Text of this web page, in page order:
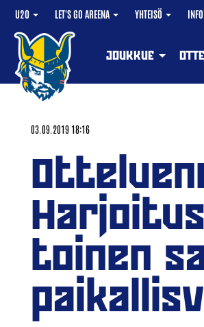
U20 LET'S GO AREENA YHTEISÖ INFO
JOUKKUE
03.09.2019 18:16
toinen